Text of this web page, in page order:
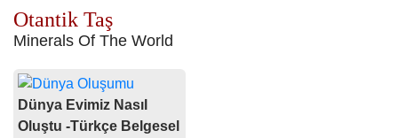
Otantik Taş
Minerals Of The World
Dünya Evimiz Nasıl
Oluştu -Türkçe Belgesel